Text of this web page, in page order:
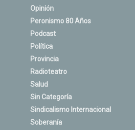
Opinión
Peronismo 80 Años
Podcast
Política
Provincia
Radioteatro
Salud
Sin Categoría
Sindicalismo Internacional
Soberanía